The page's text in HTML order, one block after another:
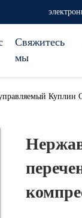
Свяжитесь
мы
Куплин